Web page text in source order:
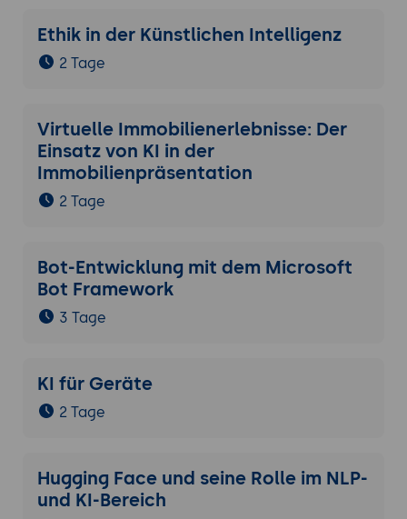
Ethik in der Künstlichen Intelligenz
2 Tage
Virtuelle Immobilienerlebnisse: Der
Einsatz von KI in der
Immobilienpräsentation
2 Tage
Bot-Entwicklung mit dem Microsoft
Bot Framework
3 Tage
KI für Geräte
2 Tage
Hugging Face und seine Rolle im NLP-
und KI-Bereich